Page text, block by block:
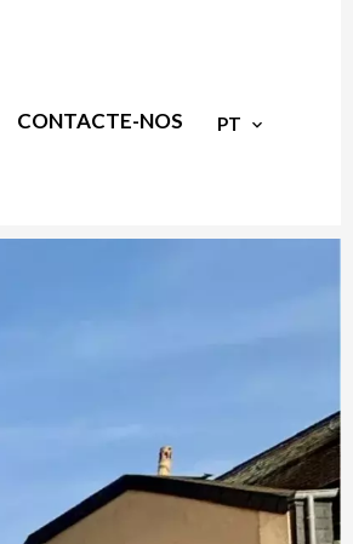
CONTACTE-NOS PT